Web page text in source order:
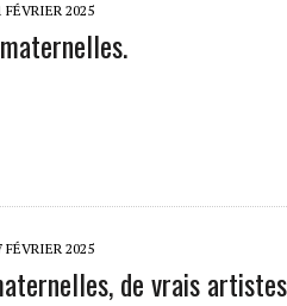
FÉVRIER 2025
FÉVRIER 2025
de vrais